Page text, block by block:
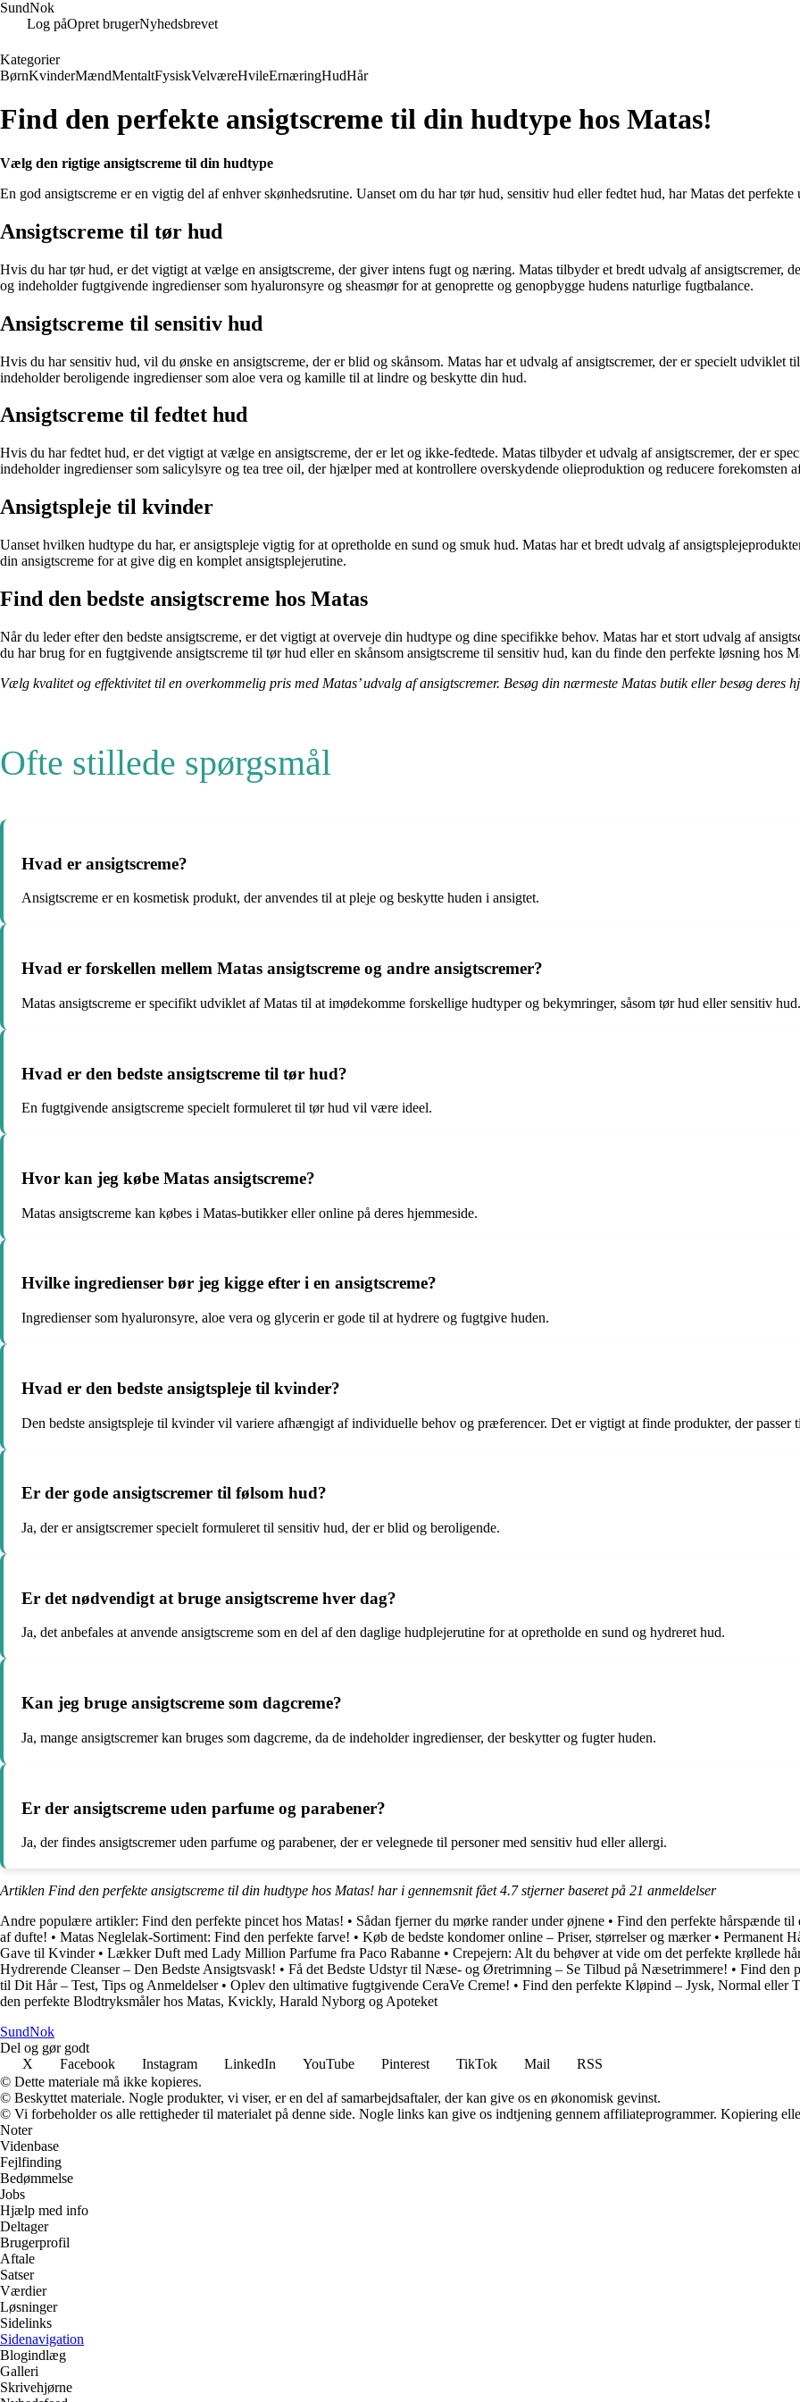
SundNok
Log påOpret brugerNyhedsbrevet
Kategorier
BørnKvinderMændMentaltFysiskVelværeHvileErnæringHudHår
Find den perfekte ansigtscreme til din hudtype hos Matas!
Vælg den rigtige ansigtscreme til din hudtype
En god ansigtscreme er en vigtig del af enhver skønhedsrutine. Uanset om du har tør hud, sensitiv hud eller fedtet hud, har Matas det
Ansigtscreme til tør hud
Hvis du har tør hud, er det vigtigt at vælge en ansigtscreme, der giver intens fugt og næring. Matas tilbyder et bredt udvalg af ansigtscremer,
og indeholder fugtgivende ingredienser som hyaluronsyre og sheasmør for at genoprette og genopbygge hudens naturlige fugtbalance.
Ansigtscreme til sensitiv hud
Hvis du har sensitiv hud, vil du ønske en ansigtscreme, der er blid og skånsom. Matas har et udvalg af ansigtscremer, der er specielt udviklet
indeholder beroligende ingredienser som aloe vera og kamille til at lindre og beskytte din hud.
Ansigtscreme til fedtet hud
Hvis du har fedtet hud, er det vigtigt at vælge en ansigtscreme, der er let og ikke-fedtede. Matas tilbyder et udvalg af ansigtscremer, der er
indeholder ingredienser som salicylsyre og tea tree oil, der hjælper med at kontrollere overskydende olieproduktion og reducere forekomsten
Ansigtspleje til kvinder
Uanset hvilken hudtype du har, er ansigtspleje vigtig for at opretholde en sund og smuk hud. Matas har et bredt udvalg af
din ansigtscreme for at give dig en komplet ansigtsplejerutine.
Find den bedste ansigtscreme hos Matas
Når du leder efter den bedste ansigtscreme, er det vigtigt at overveje din hudtype og dine specifikke behov. Matas har et stort udvalg af
du har brug for en fugtgivende ansigtscreme til tør hud eller en skånsom ansigtscreme til sensitiv hud, kan du finde den perfekte løsning hos
Vælg kvalitet og effektivitet til en overkommelig pris med Matas’ udvalg af ansigtscremer. Besøg din nærmeste Matas butik eller besøg deres
Ofte stillede spørgsmål
Hvad er ansigtscreme?
Ansigtscreme er en kosmetisk produkt, der anvendes til at pleje og beskytte huden i ansigtet.
Hvad er forskellen mellem Matas ansigtscreme og andre ansigtscremer?
Matas ansigtscreme er specifikt udviklet af Matas til at imødekomme forskellige hudtyper og bekymringer, såsom tør hud eller sensitiv hud.
Hvad er den bedste ansigtscreme til tør hud?
En fugtgivende ansigtscreme specielt formuleret til tør hud vil være ideel.
Hvor kan jeg købe Matas ansigtscreme?
Matas ansigtscreme kan købes i Matas-butikker eller online på deres hjemmeside.
Hvilke ingredienser bør jeg kigge efter i en ansigtscreme?
Ingredienser som hyaluronsyre, aloe vera og glycerin er gode til at hydrere og fugtgive huden.
Hvad er den bedste ansigtspleje til kvinder?
Den bedste ansigtspleje til kvinder vil variere afhængigt af individuelle behov og præferencer. Det er vigtigt at finde produkter, der passer
Er der gode ansigtscremer til følsom hud?
Ja, der er ansigtscremer specielt formuleret til sensitiv hud, der er blid og beroligende.
Er det nødvendigt at bruge ansigtscreme hver dag?
Ja, det anbefales at anvende ansigtscreme som en del af den daglige hudplejerutine for at opretholde en sund og hydreret hud.
Kan jeg bruge ansigtscreme som dagcreme?
Ja, mange ansigtscremer kan bruges som dagcreme, da de indeholder ingredienser, der beskytter og fugter huden.
Er der ansigtscreme uden parfume og parabener?
Ja, der findes ansigtscremer uden parfume og parabener, der er velegnede til personer med sensitiv hud eller allergi.
Artiklen Find den perfekte ansigtscreme til din hudtype hos Matas! har i gennemsnit fået4.7stjerner baseret på 21 anmeldelser
Andre populære artikler: Find den perfekte pincet hos Matas! • Sådan fjerner du mørke rander under øjnene • Find den perfekte hårspænde til
af dufte! • Matas Neglelak-Sortiment: Find den perfekte farve! • Køb de bedste kondomer online – Priser, størrelser og mærker• Permanent
Gave til Kvinder• Lækker Duft med Lady Million Parfume fra Paco Rabanne • Crepejern: Alt du behøver at vide om det perfekte krøllede
Hydrerende Cleanser – Den Bedste Ansigtsvask! • Få det Bedste Udstyr til Næse- og Øretrimning – Se Tilbud på Næsetrimmere! • Find den
til Dit Hår – Test, Tips og Anmeldelser• Oplev den ultimative fugtgivende CeraVe Creme! • Find den perfekte Kløpind – Jysk, Normal eller
den perfekte Blodtryksmåler hos Matas, Kvickly, Harald Nyborg og Apoteket
SundNok
Del og gør godt
X
Facebook Instagram LinkedIn YouTube Pinterest TikTok Mail
RSS
© Dette materiale må ikke kopieres.
© Beskyttet materiale. Nogle produkter, vi viser, er en del af samarbejdsaftaler, der kan give os en økonomisk gevinst.
© Vi forbeholder os alle rettigheder til materialet på denne side. Nogle links kan give os indtjening gennem affiliateprogrammer. Kopiering
Noter
Videnbase
Fejlfinding
Bedømmelse
Jobs
Hjælp med info
Deltager
Brugerprofil
Aftale
Satser
Værdier
Løsninger
Sidelinks
Sidenavigation
Blogindlæg
Galleri
Skrivehjørne